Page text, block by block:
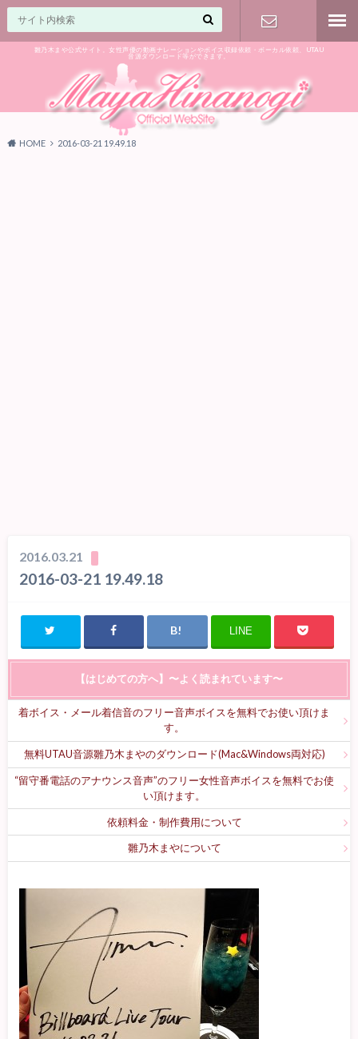
雛乃木まや公式サイト。女性声優の動画ナレーションやボイス収録依頼・ボーカル依頼、UTAU
音源ダウンロード等ができます。
気軽に♪
HOME 2016-03-21 19.49.18
2016.03.21
2016-03-21 19.49.18
LINE
【はじめての方へ】〜よく読まれています〜
着ボイス・メール着信音のフリー音声ボイスを無料でお使い頂けま
す。
無料UTAU音源雛乃木まやのダウンロード(Mac&Windows両対応)
“留守番電話のアナウンス音声”のフリー女性音声ボイスを無料でお使
い頂けます。
依頼料金・制作費用について
雛乃木まやについて